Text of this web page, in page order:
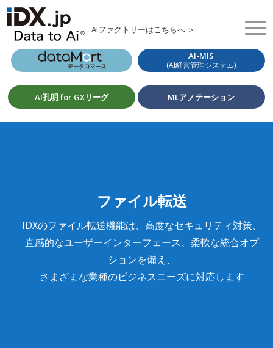
AIファクトリーはこちらへ ＞
AI-MIS
(AI経営管理システム)
AI孔明 for GXリーグ MLアノテーション
ファイル転送
IDXのファイル転送機能は、高度なセキュリティ対策、
直感的なユーザーインターフェース、柔軟な統合オプ
ションを備え、
さまざまな業種のビジネスニーズに対応します